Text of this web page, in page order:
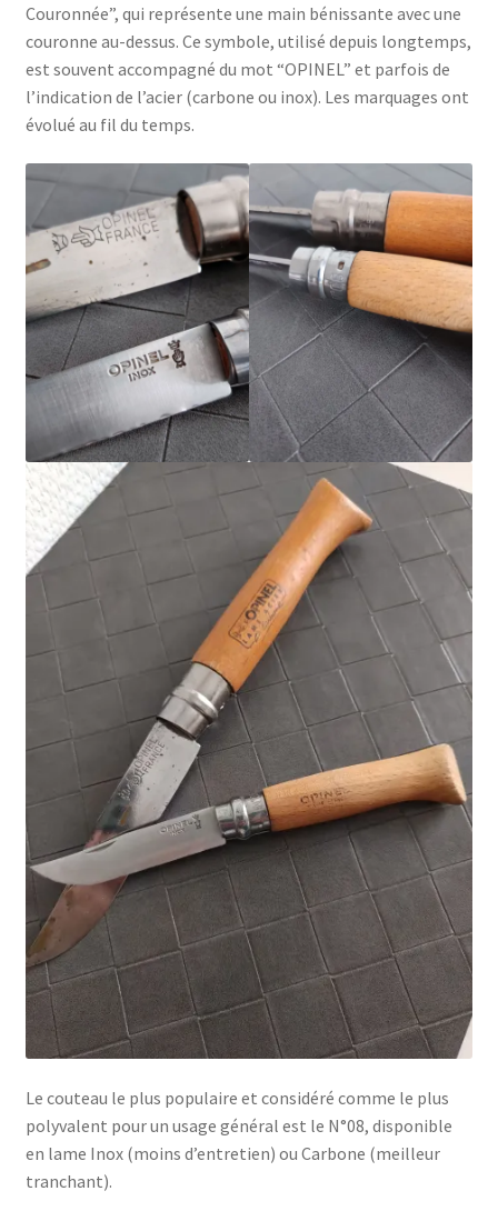
Couronnée”, qui représente une main bénissante avec une
couronne au-dessus. Ce symbole, utilisé depuis longtemps,
est souvent accompagné du mot “OPINEL” et parfois de
l’indication de l’acier (carbone ou inox). Les marquages ont
évolué au fil du temps.
Le couteau le plus populaire et considéré comme le plus
polyvalent pour un usage général est le N°08, disponible
en lame Inox (moins d’entretien) ou Carbone (meilleur
tranchant).